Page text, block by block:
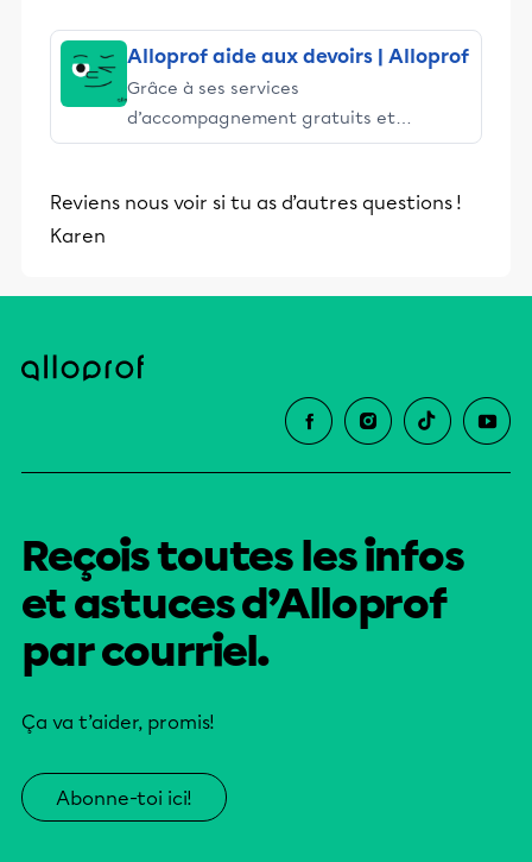
Alloprof aide aux devoirs | Alloprof
Grâce à ses services
d’accompagnement gratuits et
stimulants, Alloprof engage les élèves
éducative.
Reviens nous voir si tu as d’autres questions !
Karen
Reçois toutes les infos
et astuces d’Alloprof
par courriel.
Ça va t’aider, promis!
Abonne-toi ici!